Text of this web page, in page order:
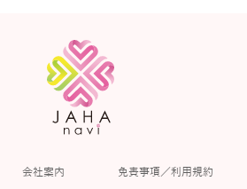
会社案内 免責事項／利用規約